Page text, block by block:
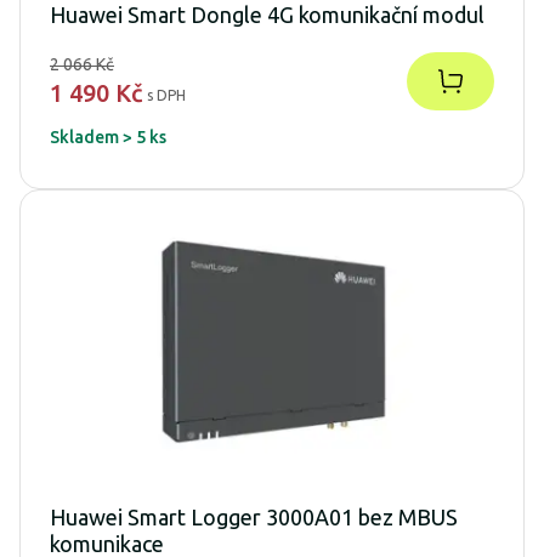
Huawei Smart Dongle 4G komunikační modul
2 066 Kč
1 490 Kč s DPH
Skladem > 5 ks
Huawei Smart Logger 3000A01 bez MBUS
komunikace